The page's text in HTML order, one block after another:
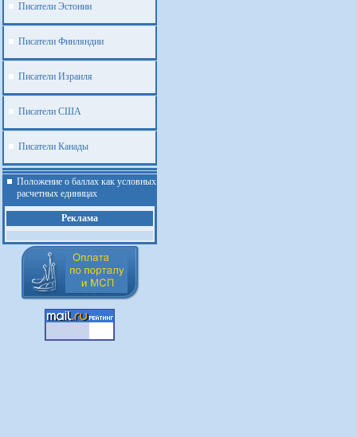
Писатели Эстонии
Писатели Финляндии
Писатели Израиля
Писатели США
Писатели Канады
Положение о баллах как условных
расчетных единицах
Реклама